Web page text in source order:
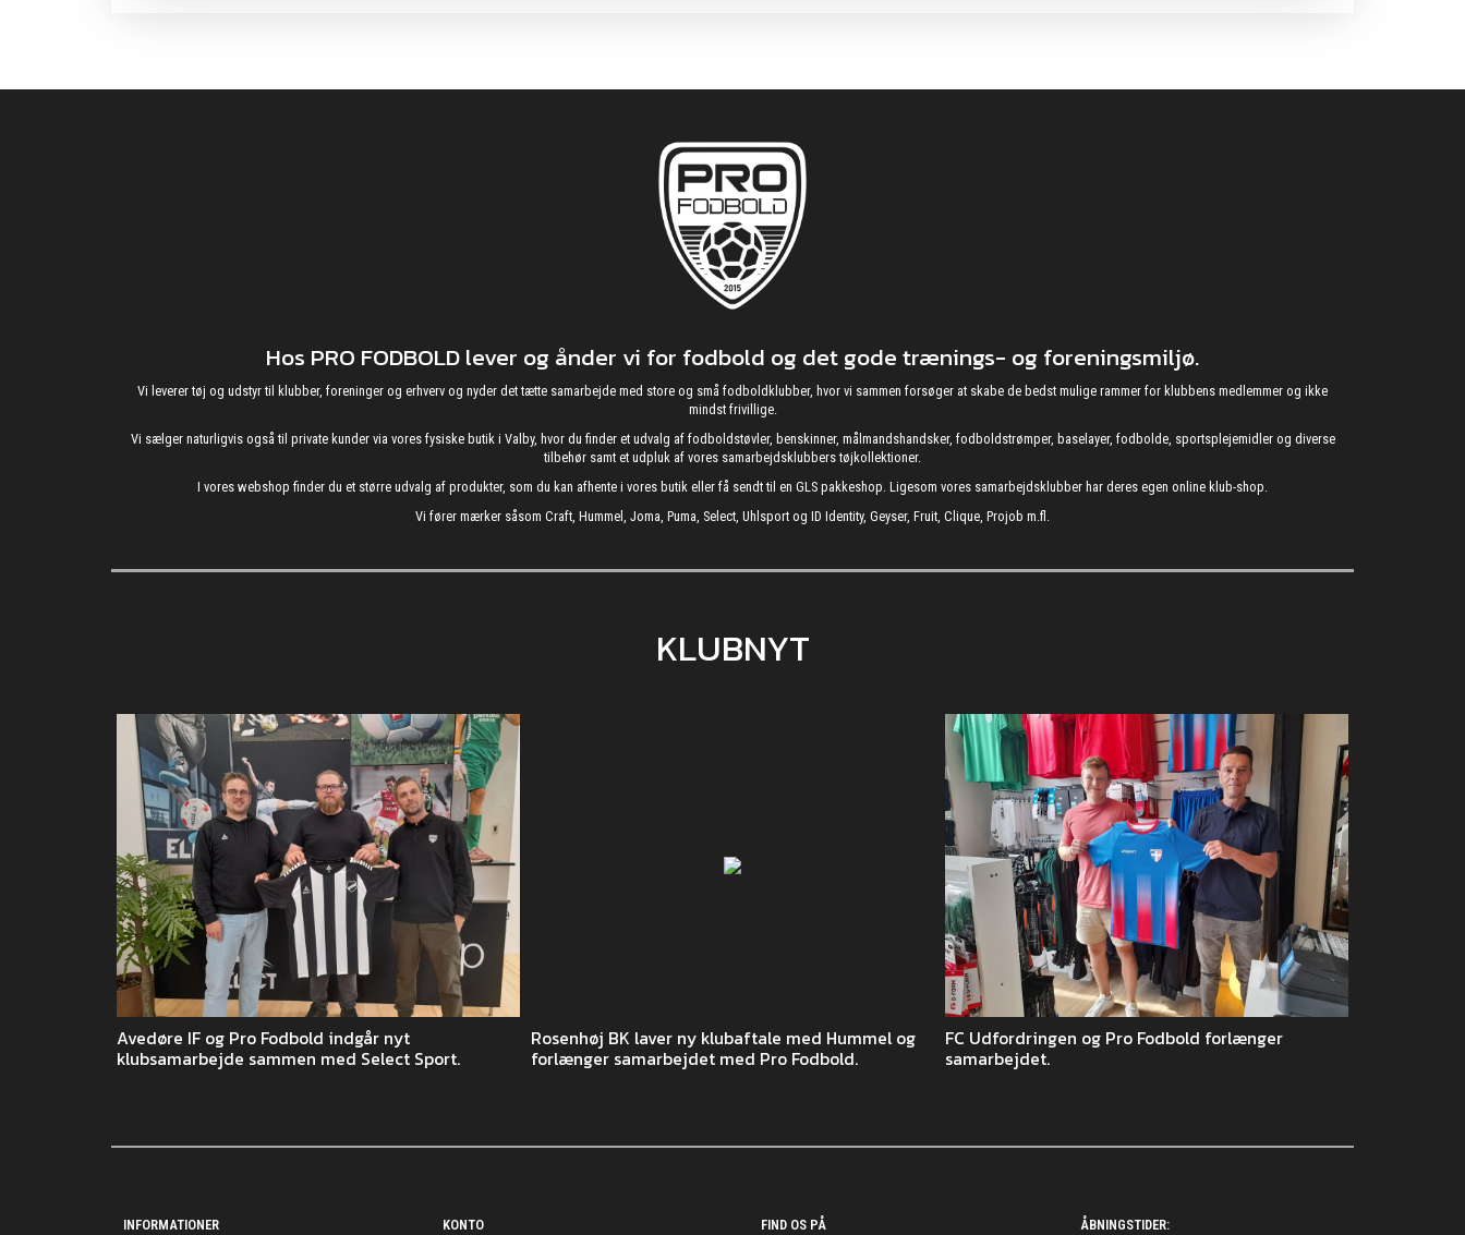
Hos PRO FODBOLD lever og ånder vi for fodbold og det gode trænings- og foreningsmiljø.
Vi leverer tøj og udstyr til klubber, foreninger og erhverv og nyder det tætte samarbejde med store og små fodboldklubber, hvor vi sammen forsøger at skabe de bedst mulige rammer for klubbens medlemmer og ikke
mindst frivillige.
Vi sælger naturligvis også til private kunder via vores fysiske butik i Valby, hvor du finder et udvalg af fodboldstøvler, benskinner, målmandshandsker, fodboldstrømper, baselayer, fodbolde, sportsplejemidler og diverse
tilbehør samt et udpluk af vores samarbejdsklubbers tøjkollektioner.
I vores webshop finder du et større udvalg af produkter, som du kan afhente i vores butik eller få sendt til en GLS pakkeshop. Ligesom vores samarbejdsklubber har deres egen online klub-shop.
Vi fører mærker såsom Craft, Hummel, Joma, Puma, Select, Uhlsport og ID Identity, Geyser, Fruit, Clique, Projob m.fl.
KLUBNYT
Avedøre IF og Pro Fodbold indgår nyt
klubsamarbejde sammen med Select Sport.
Rosenhøj BK laver ny klubaftale med Hummel og
forlænger samarbejdet med Pro Fodbold.
FC Udfordringen og Pro Fodbold forlænger
samarbejdet.
INFORMATIONER KONTO FIND OS PÅ ÅBNINGSTIDER: